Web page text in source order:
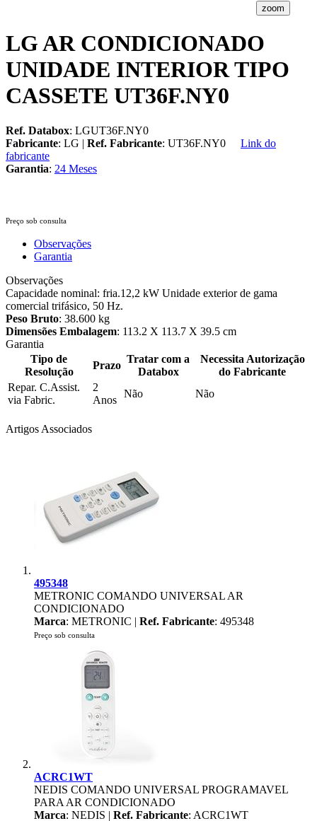
zoom
LG AR CONDICIONADO
UNIDADE INTERIOR TIPO
CASSETE UT36F.NY0
Ref. Databox: LGUT36F.NY0
Fabricante: LG | Ref. Fabricante: UT36F.NY0
Link do
fabricante
Garantia: 24 Meses
Preço sob consulta
Observações
Garantia
Observações
Capacidade nominal: fria.12,2 kW Unidade exterior de gama
comercial trifásico, 50 Hz.
Peso Bruto: 38.600 kg
Dimensões Embalagem: 113.2 X 113.7 X 39.5 cm
Garantia
Tipo de
Resolução
Prazo
Tratar com a
Databox
Necessita Autorização
do Fabricante
Repar. C.Assist.
via Fabric.
2
Anos
Não Não
Artigos Associados
495348
METRONIC COMANDO UNIVERSAL AR
CONDICIONADO
Marca: METRONIC | Ref. Fabricante: 495348
Preço sob consulta
ACRC1WT
NEDIS COMANDO UNIVERSAL PROGRAMAVEL
PARA AR CONDICIONADO
Marca: NEDIS | Ref. Fabricante: ACRC1WT